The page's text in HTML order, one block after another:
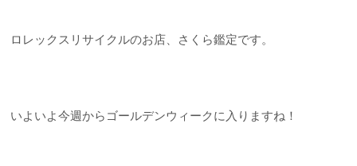
ロレックスリサイクルのお店、さくら鑑定です。
いよいよ今週からゴールデンウィークに入りますね！